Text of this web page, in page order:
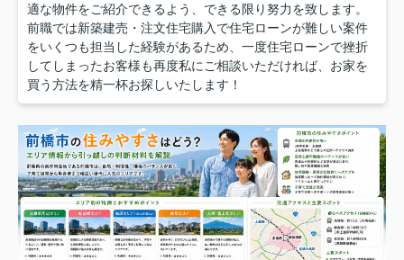
適な物件をご紹介できるよう、できる限り努力を致します。
前職では新築建売・注文住宅購入で住宅ローンが難しい案件
をいくつも担当した経験があるため、一度住宅ローンで挫折
してしまったお客様も再度私にご相談いただければ、お家を
買う方法を精一杯お探しいたします！